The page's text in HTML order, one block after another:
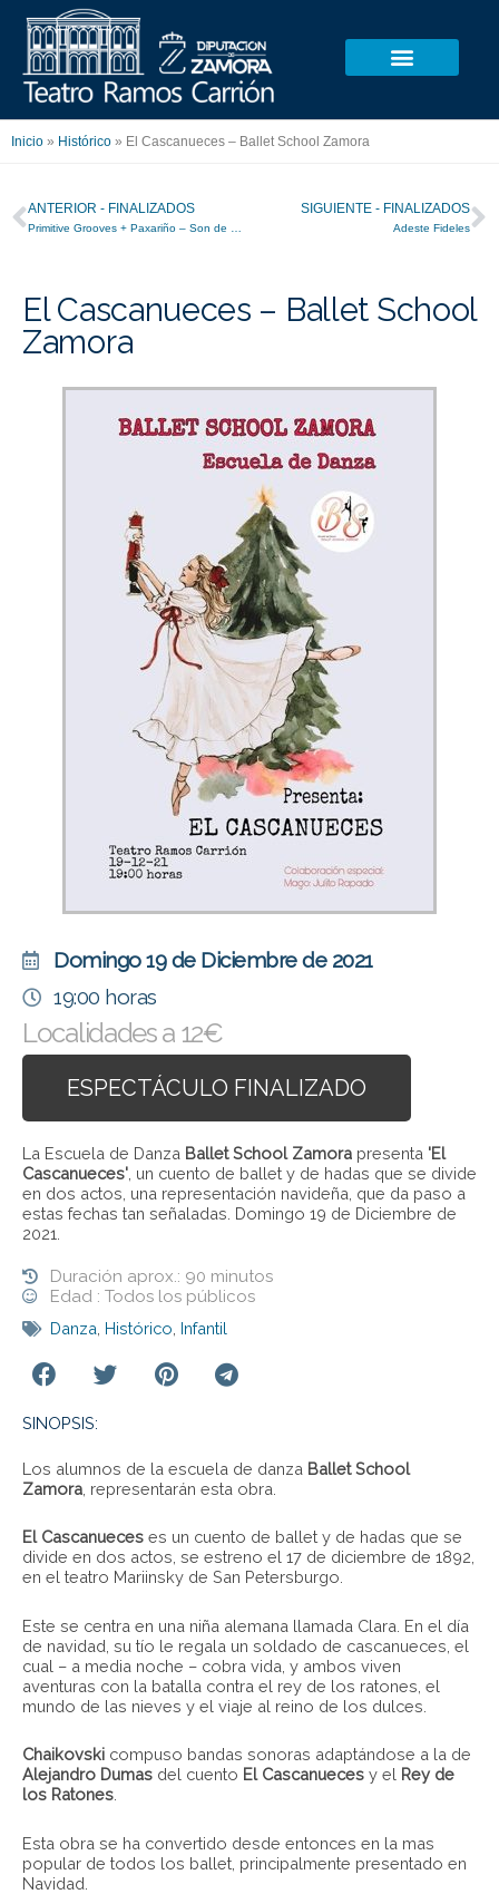
contenido
Inicio » Histórico » El Cascanueces – Ballet School Zamora
Ant
ANTERIOR - FINALIZADOS
Primitive Grooves + Paxariño – Son de Raíz
SIGUIENTE - FINALIZADOS
Adeste Fideles
El Cascanueces – Ballet School
Zamora
Domingo 19 de Diciembre de 2021
19:00 horas
Localidades a 12€
ESPECTÁCULO FINALIZADO
La Escuela de Danza Ballet School Zamora presenta 'El
Cascanueces' , un cuento de ballet y de hadas que se divide
en dos actos, una representación navideña, que da paso a
estas fechas tan señaladas. Domingo 19 de Diciembre de
2021.
Duración aprox.: 90 minutos
Edad : Todos los públicos
Danza Histórico Infantil
SINOPSIS:
Los alumnos de la escuela de danza Ballet School
Zamora , representarán esta obra.
El Cascanueces es un cuento de ballet y de hadas que se
divide en dos actos, se estreno el 17 de diciembre de 1892,
en el teatro Mariinsky de San Petersburgo.
Este se centra en una niña alemana llamada Clara. En el día
de navidad, su tío le regala un soldado de cascanueces, el
cual – a media noche – cobra vida, y ambos viven
aventuras con la batalla contra el rey de los ratones, el
mundo de las nieves y el viaje al reino de los dulces.
Chaikovski compuso bandas sonoras adaptándose a la de
Alejandro Dumas del cuento El Cascanueces y el Rey de
los Ratones.
Esta obra se ha convertido desde entonces en la mas
popular de todos los ballet, principalmente presentado en
Navidad.